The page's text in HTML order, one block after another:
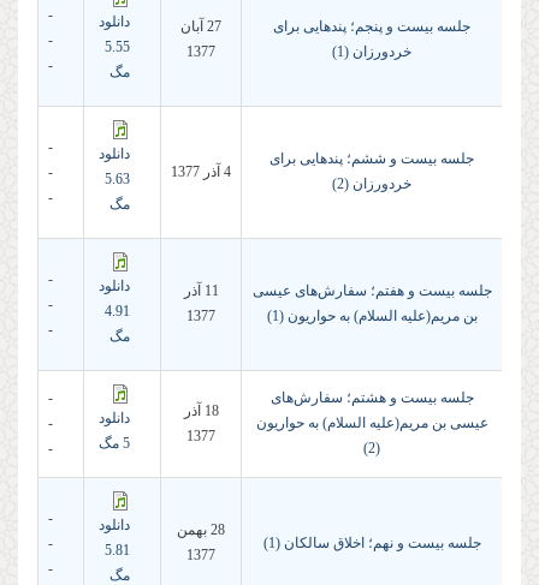
جلسه بیست و پنجم؛ پندهایى براى
خردورزان (1)
27 آبان
1377
دانلود
5.55
مگ
-
-
-
جلسه بیست و ششم؛ پندهایى براى
خردورزان (2)
4 آذر 1377
دانلود
5.63
مگ
-
-
-
جلسه بیست و هفتم؛ سفارش‌هاى عیسى
بن مریم(علیه السلام) به حواریون (1)
11 آذر
1377
دانلود
4.91
مگ
-
-
-
جلسه بیست و هشتم؛ سفارش‌هاى
عیسى بن مریم(علیه السلام) به حواریون
(2)
18 آذر
1377
دانلود
5 مگ
-
-
-
جلسه بیست و نهم؛ اخلاق سالكان (1)
28 بهمن
1377
دانلود
5.81
مگ
-
-
-